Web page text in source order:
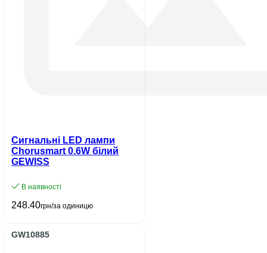
Сигнальні LED лампи
Chorusmart 0.6W білий
GEWISS
В наявності
248.40грн/за одиницю
GW10885